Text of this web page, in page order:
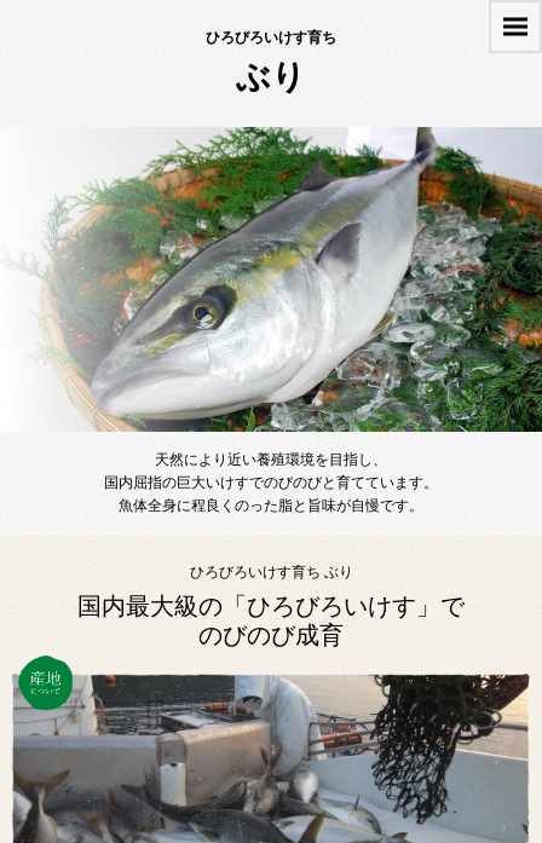
ひろびろいけす育ち
ぶり
天然により近い養殖環境を目指し、
国内屈指の巨大いけすでのびのびと育てています。
魚体全身に程良くのった脂と旨味が自慢です。
ひろびろいけす育ち ぶり
国内最大級の「ひろびろいけす」で
のびのび成育